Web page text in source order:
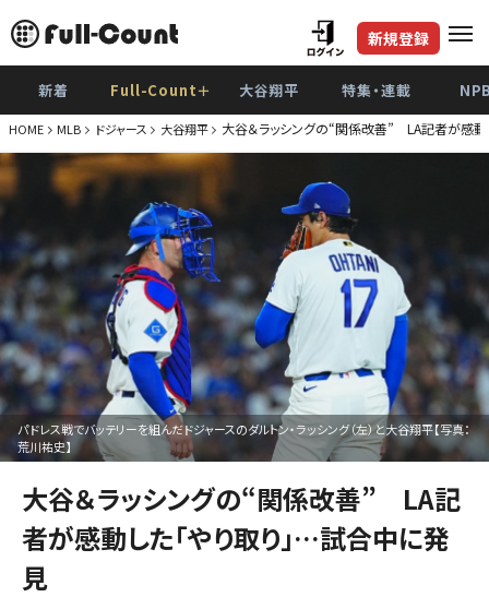
新規登録
新着 Full-Count＋ 大谷翔平 特集・連載
HOME MLB ドジャース 大谷翔平 大谷＆ラッシングの“関係改善” LA記者が感動
パドレス戦でバッテリーを組んだドジャースのダルトン・ラッシング（左）と大谷翔平【写真：
荒川祐史】
大谷＆ラッシングの“関係改善” LA記
者が感動した「やり取り」…試合中に発
見